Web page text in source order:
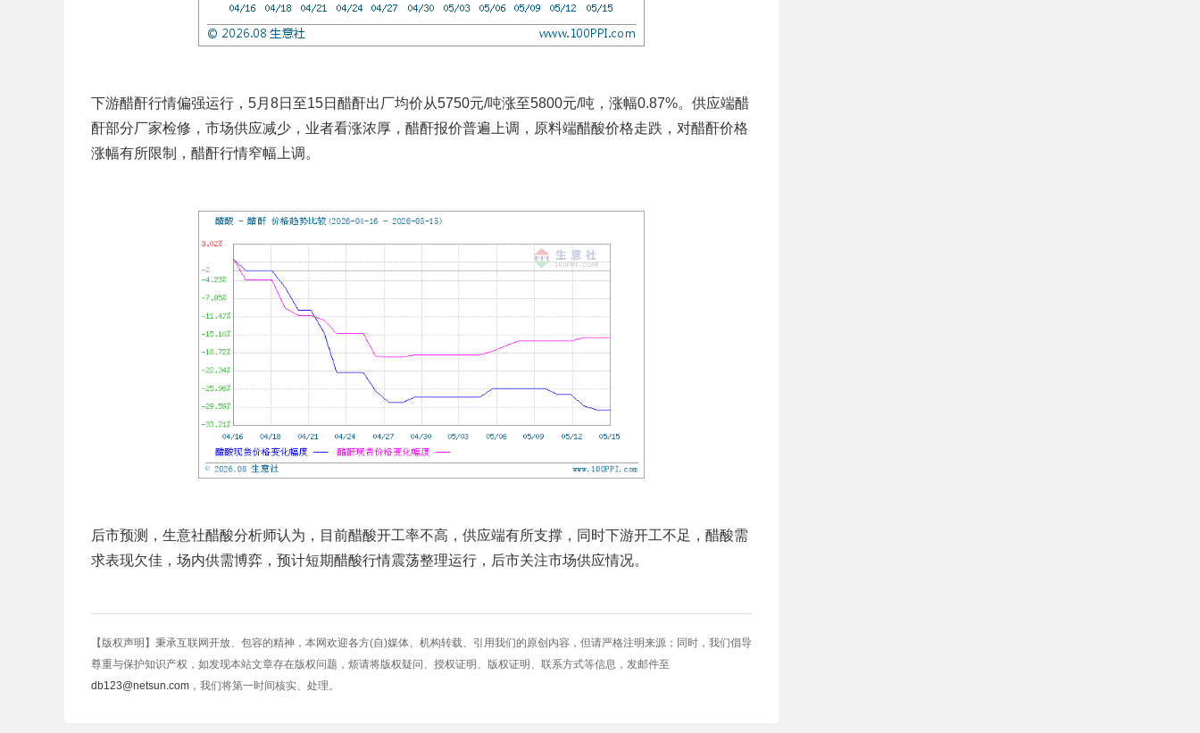
下游醋酐行情偏强运行，5月8日至15日醋酐出厂均价从5750元/吨涨至5800元/吨，涨幅0.87%。供应端醋
酐部分厂家检修，市场供应减少，业者看涨浓厚，醋酐报价普遍上调，原料端醋酸价格走跌，对醋酐价格
涨幅有所限制，醋酐行情窄幅上调。
后市预测，生意社醋酸分析师认为，目前醋酸开工率不高，供应端有所支撑，同时下游开工不足，醋酸需
求表现欠佳，场内供需博弈，预计短期醋酸行情震荡整理运行，后市关注市场供应情况。
【版权声明】秉承互联网开放、包容的精神，本网欢迎各方(自)媒体、机构转载、引用我们的原创内容，但请严格注明来源；同时，我们倡导
尊重与保护知识产权，如发现本站文章存在版权问题，烦请将版权疑问、授权证明、版权证明、联系方式等信息，发邮件至
db123@netsun.com ，我们将第一时间核实、处理。